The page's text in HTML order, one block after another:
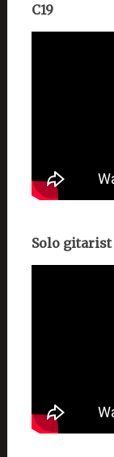
C19
Solo gitarist